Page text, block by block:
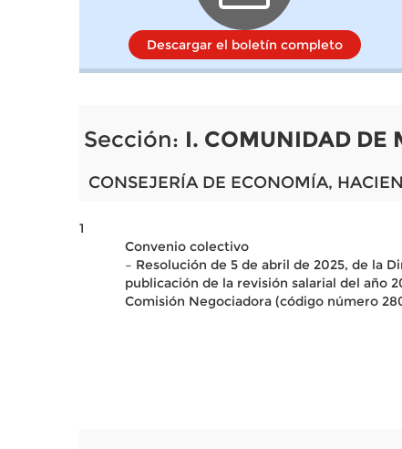
Descargar el boletín completo
Sección: I. COMUNIDAD DE
CONSEJERÍA DE ECONOMÍA,
1
Convenio colectivo
– Resolución de 5 de abril de 2025, de la
publicación de la revisión salarial del año
Comisión Negociadora (código número